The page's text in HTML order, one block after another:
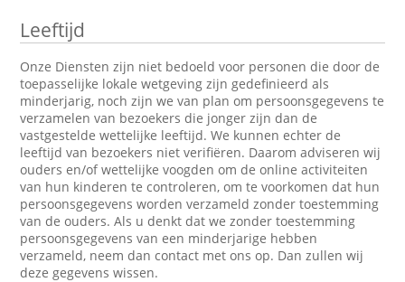
Leeftijd
Onze Diensten zijn niet bedoeld voor personen die door de
toepasselijke lokale wetgeving zijn gedefinieerd als
minderjarig, noch zijn we van plan om persoonsgegevens te
verzamelen van bezoekers die jonger zijn dan de
vastgestelde wettelijke leeftijd. We kunnen echter de
leeftijd van bezoekers niet verifiëren. Daarom adviseren wij
ouders en/of wettelijke voogden om de online activiteiten
van hun kinderen te controleren, om te voorkomen dat hun
persoonsgegevens worden verzameld zonder toestemming
van de ouders. Als u denkt dat we zonder toestemming
persoonsgegevens van een minderjarige hebben
verzameld, neem dan contact met ons op. Dan zullen wij
deze gegevens wissen.